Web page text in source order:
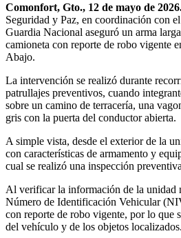
Comonfort, Gto., 12 de mayo de
Seguridad y Paz, en coordinación con
Guardia Nacional aseguró un arma
camioneta con reporte de robo vigente
Abajo.
La intervención se realizó durante
patrullajes preventivos, cuando
sobre un camino de terracería, una
gris con la puerta del conductor abierta.
A simple vista, desde el exterior de la
con características de armamento y
cual se realizó una inspección
Al verificar la información de la unidad
Número de Identificación Vehicular
con reporte de robo vigente, por lo que
del vehículo y de los objetos localizados.